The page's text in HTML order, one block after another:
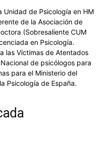
Unidad de Psicología en HM
de la Asociación de
(Sobresaliente CUM
en Psicología.
las Víctimas de Atentados
de psicólogos para
para el Ministerio del
Psicología de España.